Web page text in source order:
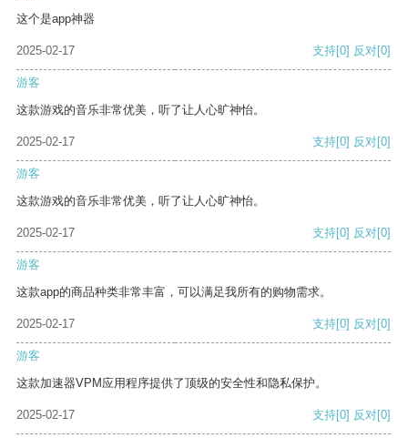
这个是app神器
2025-02-17 支持[0] 反对[0]
游客
这款游戏的音乐非常优美，听了让人心旷神怡。
2025-02-17 支持[0] 反对[0]
游客
这款游戏的音乐非常优美，听了让人心旷神怡。
2025-02-17 支持[0] 反对[0]
游客
这款app的商品种类非常丰富，可以满足我所有的购物需求。
2025-02-17 支持[0] 反对[0]
游客
这款加速器VPM应用程序提供了顶级的安全性和隐私保护。
2025-02-17 支持[0] 反对[0]